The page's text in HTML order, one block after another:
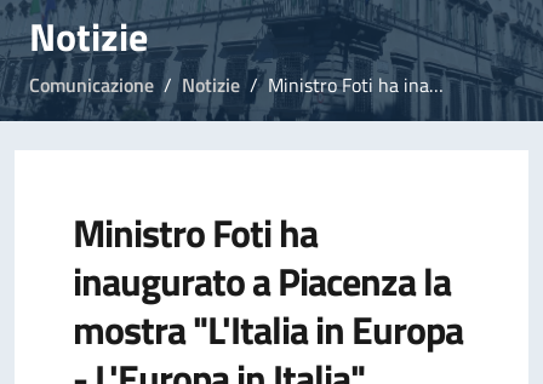
Notizie
Comunicazione Notizie Ministro Foti ha inaugurato a Piacenza la mostra "L'Italia in Europa - L'Europa in Italia"
Ministro Foti ha
inaugurato a Piacenza la
mostra "L'Italia in Europa